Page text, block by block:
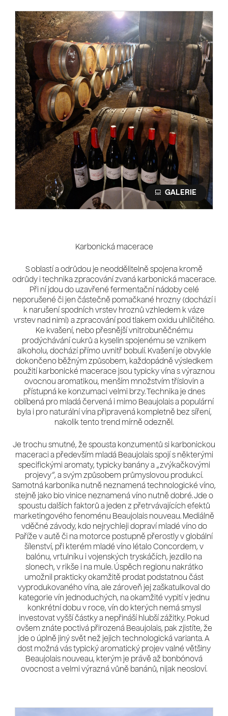
Karbonická macerace
S oblastí a odrůdou je neoddělitelně spojena kromě
odrůdy i technika zpracování zvaná karbonická macerace.
Při ní jdou do uzavřené fermentační nádoby celé
neporušené či jen částečně pomačkané hrozny (dochází i
k narušení spodních vrstev hroznů vzhledem k váze
vrstev nad nimi) a zpracování pod tlakem oxidu uhličitého.
Ke kvašení, nebo přesnější vnitrobuněčnému
prodýchávání cukrů a kyselin spojenému se vznikem
alkoholu, dochází přímo uvnitř bobulí. Kvašení je obvykle
dokončeno běžným způsobem, každopádně výsledkem
použití karbonické macerace jsou typicky vína s výraznou
ovocnou aromatikou, menším množstvím tříslovin a
přístupná ke konzumaci velmi brzy. Technika je dnes
oblíbená pro mladá červená i mimo Beaujolais a populární
byla i pro naturální vína připravená kompletně bez síření,
nakolik tento trend mírně odezněl.
Je trochu smutné, že spousta konzumentů si karbonickou
maceraci a především mladá Beaujolais spojí s některými
specifickými aromaty, typicky banány a „zvýkačkovými
projevy“, a svým způsobem průmyslovou produkcí.
Samotná karbonika nutně neznamená technologické víno,
stejně jako bio vinice neznamená víno nutně dobré. Jde o
spoustu dalších faktorů a jeden z přetrvávajících efektů
marketingového fenoménu Beaujolais nouveau. Mediálně
vděčné závody, kdo nejrychleji dopraví mladé víno do
Paříže v autě či na motorce postupně přerostly v globální
šílenství, při kterém mladé víno létalo Concordem, v
balónu, vrtulníku i vojenských tryskáčích, jezdilo na
slonech, v rikše i na mule. Úspěch regionu nakrátko
umožnil prakticky okamžitě prodat podstatnou část
vyprodukovaného vína, ale zároveň jej zaškatulkoval do
kategorie vín jednoduchých, na okamžité vypití v jednu
konkrétní dobu v roce, vín do kterých nemá smysl
investovat vyšší částky a nepřináší hlubší zážitky. Pokud
ovšem znáte poctivá přirozená Beaujolais, pak zjistíte, že
jde o úplně jiný svět než jejich technologická varianta. A
dost možná vás typický aromatický projev valné většiny
Beaujolais nouveau, kterým je právě až bonbónová
ovocnost a velmi výrazná vůně banánů, nijak neosloví.